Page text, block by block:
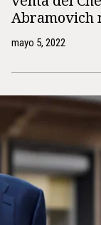
Abramovich
mayo 5, 2022